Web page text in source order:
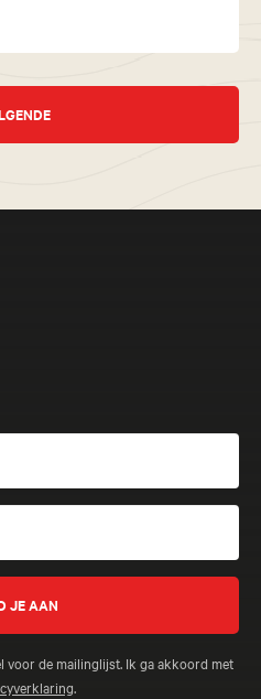
voor de mailinglijst. Ik ga akkoord met
.